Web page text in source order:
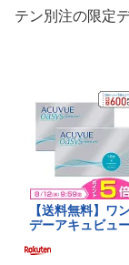
テン別注の限定